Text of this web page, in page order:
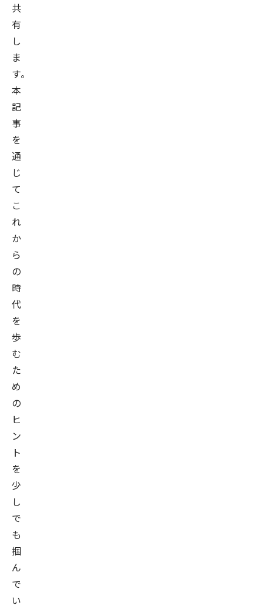
共
有
し
ま
す。
本
記
事
を
通
じ
て
こ
れ
か
ら
の
時
代
を
歩
む
た
め
の
ヒ
ン
ト
を
少
し
で
も
掴
ん
で
い